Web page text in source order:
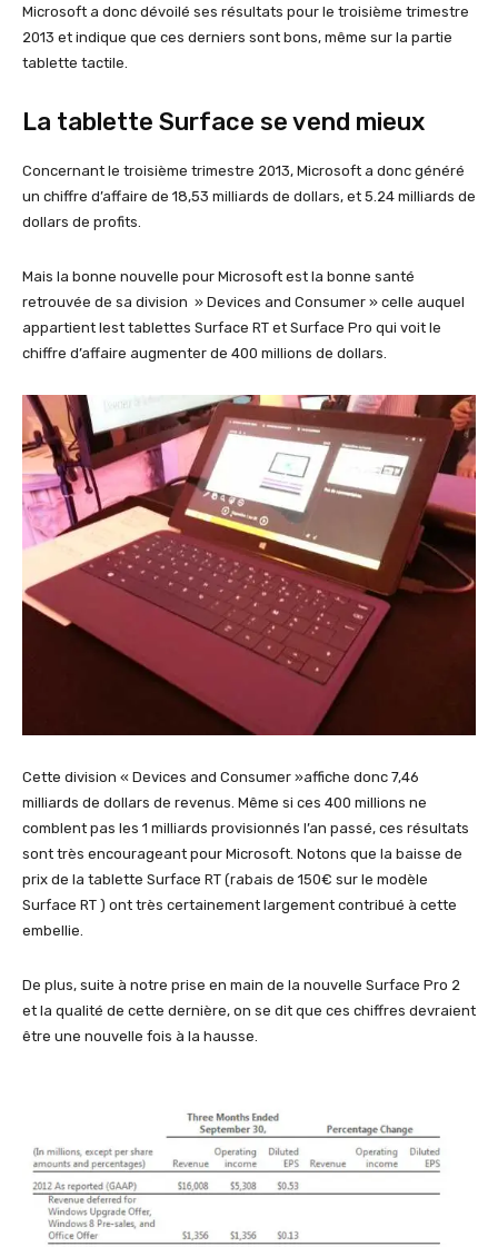
Microsoft a donc dévoilé ses résultats pour le troisième trimestre
2013 et indique que ces derniers sont bons, même sur la partie
tablette tactile.
La tablette Surface se vend mieux
Concernant le troisième trimestre 2013, Microsoft a donc généré
un chiffre d’affaire de 18,53 milliards de dollars, et 5.24 milliards de
dollars de profits.
Mais la bonne nouvelle pour Microsoft est la bonne santé
retrouvée de sa division » Devices and Consumer » celle auquel
appartient lest tablettes Surface RT et Surface Pro qui voit le
chiffre d’affaire augmenter de 400 millions de dollars.
Cette division « Devices and Consumer »affiche donc 7,46
milliards de dollars de revenus. Même si ces 400 millions ne
comblent pas les 1 milliards provisionnés l’an passé, ces résultats
sont très encourageant pour Microsoft. Notons que la baisse de
prix de la tablette Surface RT (rabais de 150€ sur le modèle
Surface RT ) ont très certainement largement contribué à cette
embellie.
De plus, suite à notre prise en main de la nouvelle Surface Pro 2
et la qualité de cette dernière, on se dit que ces chiffres devraient
être une nouvelle fois à la hausse.